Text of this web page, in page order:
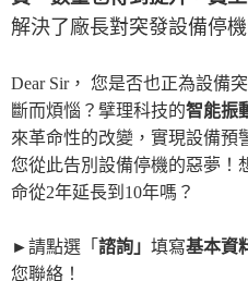
解決了廠長對突發設備停
Dear Sir， 您是否也正為設備
斷而煩惱？擘理科技的智能振
來革命性的改變，實現設備預
您從此告別設備停機的惡夢！
命從2年延長到10年嗎？
►請點選「 諮詢」 填寫基本資
您聯絡！